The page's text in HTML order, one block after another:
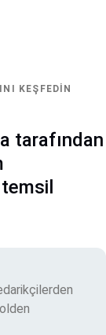
KEŞFEDIN
tarafından